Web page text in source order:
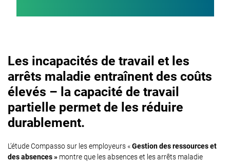
Les incapacités de travail et les
arrêts maladie entraînent des coûts
élevés – la capacité de travail
partielle permet de les réduire
durablement.
L’étude Compasso sur les employeurs «Gestion des ressources et
des absences » montre que les absences et les arrêts maladie